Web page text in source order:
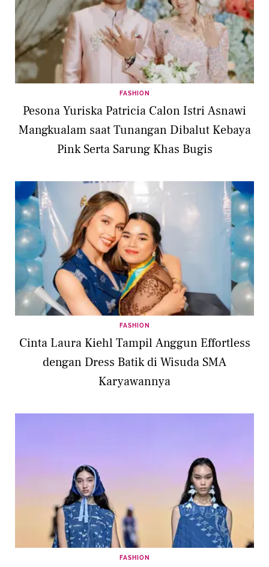
FASHION
Pesona Yuriska Patricia Calon Istri Asnawi
Mangkualam saat Tunangan Dibalut Kebaya
Pink Serta Sarung Khas Bugis
FASHION
Cinta Laura Kiehl Tampil Anggun Effortless
dengan Dress Batik di Wisuda SMA
Karyawannya
FASHION